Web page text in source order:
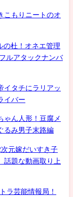
こもりニートのオ
の杜！オネエ管理
ルアタックナンバ
イタチにラリアッ
イバー
ん人形！豆腐メ
るみ男子末路編
元嫁だいすき子
話題な動画取り上
ラ芸能情報局！